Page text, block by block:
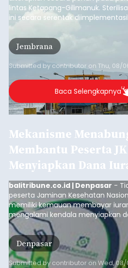
lintas Ketapang-Gilimanuk.
ini secara serentak
empat pelabuhan utama lainnya,
Pelabuhan Merak, Bakauheni,
Lembar pada Rabu (5/8/2026).
Jembrana
Submitted by contributor on Thu, 08/
Baca Selengkapnya
Mekanisme
Membantu Peserta
Menyiapkan Dana
balitribune.co.id | Denpasar -
peserta Jaminan Kesehatan
memiliki kemauan membayar
mengalami kendala menyiapkan
penuh saat jatuh tempo
Kondisi ini terutama dialami oleh
segmen Pekerja Bukan Penerima
yang memiliki penghasilan tidak
Denpasar
Submitted by contributor on Wed,